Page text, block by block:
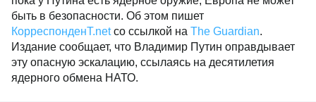
быть в безопасности. Об этом пишет
КорреспонденТ.netсо ссылкой на The Guardian.
Издание сообщает, что Владимир Путин оправдывает
эту опасную эскалацию, ссылаясь на десятилетия
ядерного обмена НАТО.